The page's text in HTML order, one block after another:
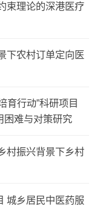
束理论的深港医疗
下农村订单定向医
育行动”科研项目
困难与对策研究
村振兴背景下乡村
城乡居民中医药服